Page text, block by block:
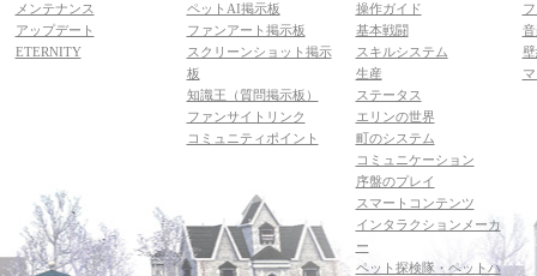
メンテナンス
アップデート
ETERNITY
ペットAI掲示板
ファンアート掲示板
スクリーンショット掲示
板
知識王（質問掲示板）
ファンサイトリンク
コミュニティポイント
操作ガイド
基本戦闘
スキルシステム
生産
ステータス
エリンの世界
町のシステム
コミュニケーション
序盤のプレイ
スマートコンテンツ
インタラクションメーカ
ー
ペット探検隊・ペットハ